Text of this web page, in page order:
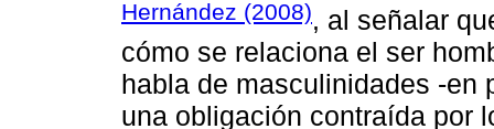
Hernández (2008), al señalar
cómo se relaciona el ser
habla de masculinidades -en
una obligación contraída por